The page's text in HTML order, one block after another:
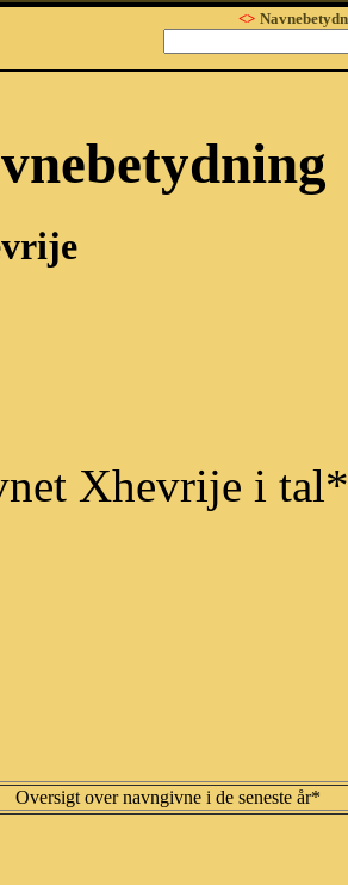
<>
Xhevrije i tal*
Oversigt over navngivne i de seneste år*